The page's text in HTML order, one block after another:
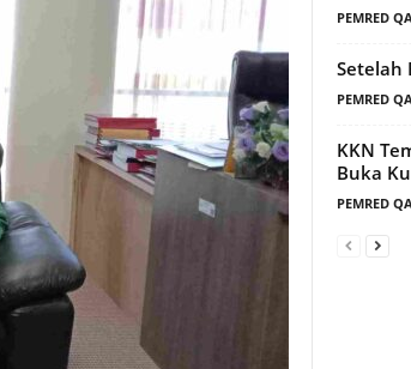
PEMRED
Setelah
PEMRED
KKN
Buka
PEMRED